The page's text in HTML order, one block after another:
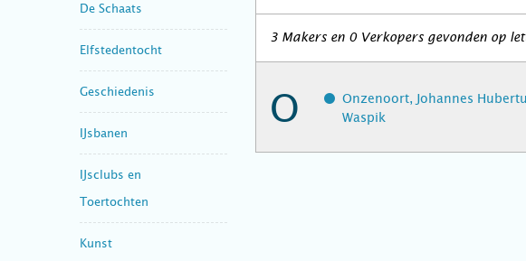
De Schaats
Elfstedentocht
Geschiedenis
IJsbanen
IJsclubs en
Toertochten
Kunst
3 Makers en 0 Verkopers gevonden op
O
Onzenoort, Johannes
Waspik